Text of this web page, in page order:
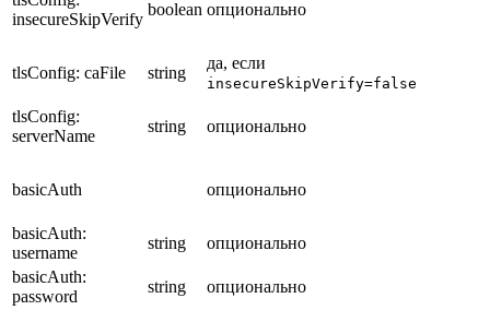
insecureSkipVerify
boolean опционально
tlsConfig: caFile string
да, если
insecureSkipVerify=false
tlsConfig:
serverName
string опционально
basicAuth опционально
basicAuth:
username
string
опционально
basicAuth:
password
string опционально